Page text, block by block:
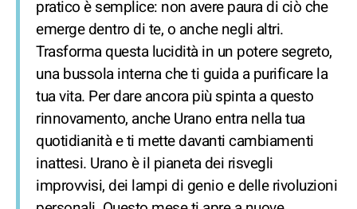
pratico è semplice: non avere paura di ciò che
emerge dentro di te, o anche negli altri.
Trasforma questa lucidità in un potere segreto,
una bussola interna che ti guida a purificare la
tua vita. Per dare ancora più spinta a questo
rinnovamento, anche Urano entra nella tua
quotidianità e ti mette davanti cambiamenti
inattesi. Urano è il pianeta dei risvegli
improvvisi, dei lampi di genio e delle rivoluzioni